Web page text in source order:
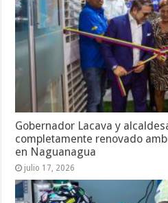
Gobernador Lacava y
completamente renovado
en Naguanagua
julio 17, 2026